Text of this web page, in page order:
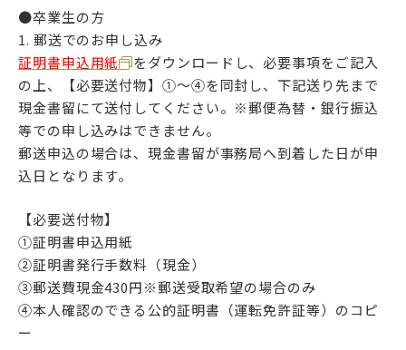
武蔵野短期大学
武蔵野中学校 高等学校
武蔵野短期大学
附属幼稚園・保育園
●卒業生の方
1. 郵送でのお申し込み
証明書申込用紙
をダウンロードし、必要事項をご記入
の上、【必要送付物】①～④を同封し、下記送り先まで
現金書留にて送付してください。※郵便為替・銀行振込
等での申し込みはできません。
郵送申込の場合は、現金書留が事務局へ到着した日が申
込日となります。
【必要送付物】
①証明書申込用紙
②証明書発行手数料（現金）
③郵送費現金430円※郵送受取希望の場合のみ
④本人確認のできる公的証明書（運転免許証等）のコピ
ー